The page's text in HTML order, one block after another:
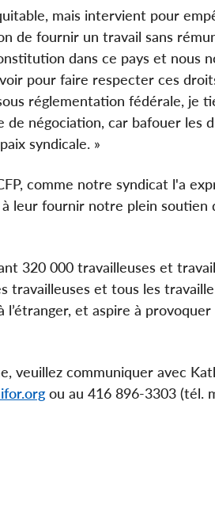
mais intervient pour
de fournir un travail sans
dans ce pays et nous
pour faire respecter ces
réglementation fédérale, je
négociation, car bafouer les
syndicale. »
comme notre syndicat l'a
à leur fournir notre plein soutien
320 000 travailleuses et
travailleuses et tous les
et aspire à provoquer
veuillez communiquer avec
ou au 416 896-3303 (tél.